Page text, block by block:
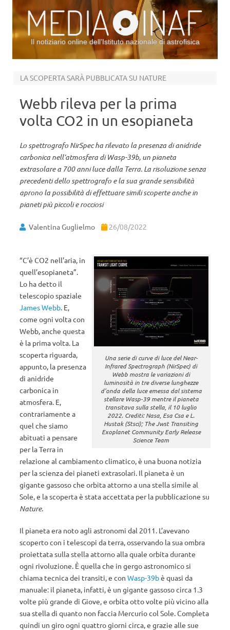
Il notiziario online dell’Istituto nazionale di astrofisica
LA SCOPERTA SARÀ PUBBLICATA SU NATURE
Webb rileva per la prima
volta CO2 in un esopianeta
Lo spettrografo NirSpec ha rilevato la presenza di anidride
carbonica nell’atmosfera di Wasp-39b, un pianeta
extrasolare a 700 anni luce dalla Terra. La risoluzione senza
precedenti dello spettrografo e la sua grande sensibilità
aprono la possibilità di effettuare simili scoperte anche in
pianeti più piccoli e rocciosi
Valentina Guglielmo 26/08/2022
Una serie di curve di luce del Near-
Infrared Spectrograph (NirSpec) di
Webb mostra le variazioni di
luminosità in tre diverse lunghezze
d’onda della luce emessa dal sistema
stellare Wasp-39 mentre il pianeta
transitava sulla stella, il 10 luglio
2022. Crediti: Nasa, Esa Csa e L.
Hustak (Stsci); The Jwst Transiting
Exoplanet Community Early Release
Science Team
“C’è CO2 nell’aria, in
quell’esopianeta”.
Lo ha detto il
telescopio spaziale
James Webb. E,
come ogni volta con
Webb, anche questa
è la prima volta. La
scoperta riguarda,
appunto, la presenza
di anidride
carbonica in
atmosfera. E,
contrariamente a
quel che siamo
abituati a pensare
per la Terra in
relazione al cambiamento climatico, è una buona notizia
per la scienza dei pianeti extrasolari. Il pianeta è un
gigante gassoso che orbita attorno a una stella simile al
Sole, e la scoperta è stata accettata per la pubblicazione su
Nature.
Il pianeta era noto agli astronomi dal 2011. L’avevano
scoperto con i telescopi da terra, osservando la sua ombra
proiettata sulla stella attorno alla quale orbita durante
ogni rivoluzione. È quella che in gergo astronomico si
chiama tecnica dei transiti, e con Wasp-39bè quasi da
manuale: il pianeta, infatti, è un gigante gassoso circa 1.3
volte più grande di Giove, e orbita otto volte più vicino alla
sua stella di quanto non faccia Mercurio col Sole. Completa
quindi un giro ogni quattro giorni circa, e grazie alle sue